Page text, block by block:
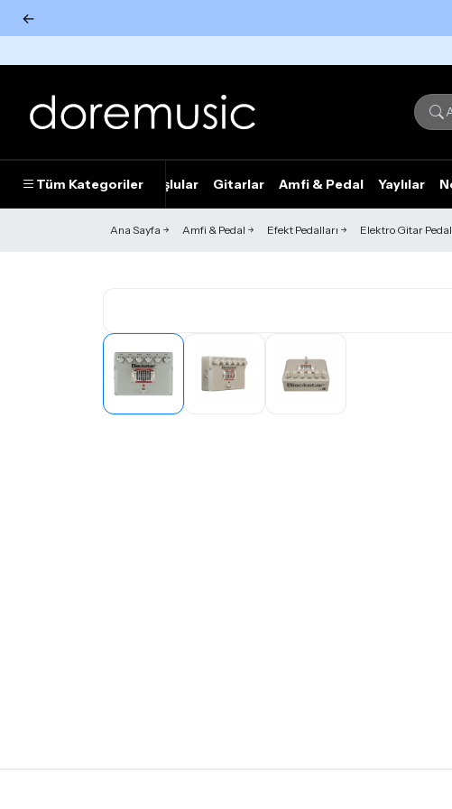
←
Tüm Kategoriler
Piyanolar Tuşlular Gitarlar Amfi & Pedal Yaylılar
Ana Sayfa Amfi & Pedal Efekt Pedalları Elektro Gitar
Tümünü Gör